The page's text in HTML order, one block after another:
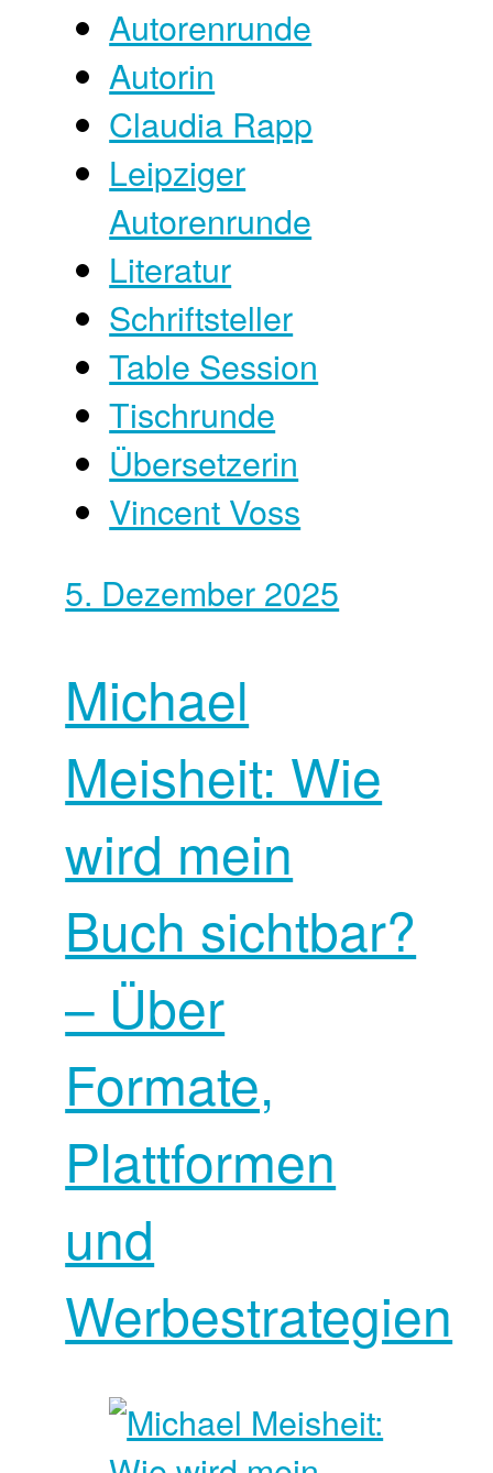
Autorenrunde
Autorin
Claudia Rapp
Leipziger
Autorenrunde
Literatur
Schriftsteller
Table Session
Tischrunde
Übersetzerin
Vincent Voss
5. Dezember 2025
Michael
Meisheit: Wie
wird mein
Buch sichtbar?
– Über
Formate,
Plattformen
und
Werbestrategien